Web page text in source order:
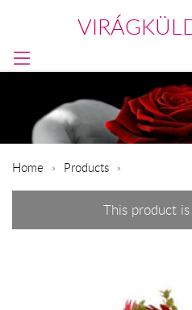
Home Products
This product